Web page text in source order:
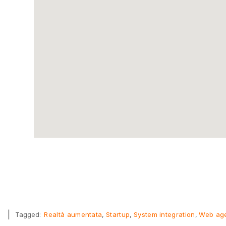
Tagged: Realtà aumentata Startup System integration Web